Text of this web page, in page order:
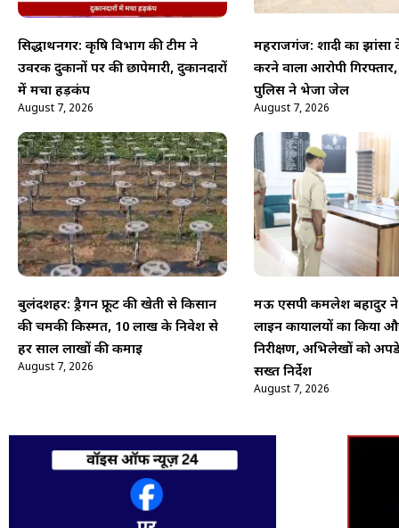
सिद्धार्थनगर: कृषि विभाग की टीम ने
उर्वरक दुकानों पर की छापेमारी, दुकानदारों
में मचा हड़कंप
August 7, 2026
महराजगंज: शादी का झांसा
करने वाला आरोपी
पुलिस ने भेजा जेल
August 7, 2026
बुलंदशहर: ड्रैगन फ्रूट की खेती से किसान
की चमकी किस्मत, 10 लाख के निवेश से
हर साल लाखों की कमाई
August 7, 2026
मऊ एसपी कमलेश बहादुर
लाइन कार्यालयों का किया
निरीक्षण, अभिलेखों को
सख्त निर्देश
August 7, 2026